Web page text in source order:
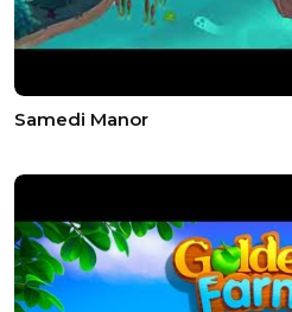
Samedi Manor